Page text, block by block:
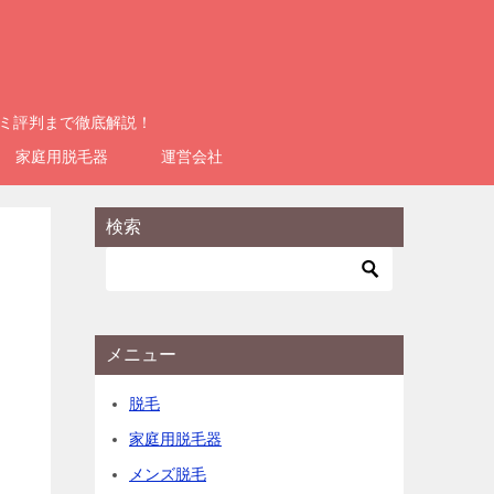
評判まで徹底解説！
家庭用脱毛器
運営会社
検索
メニュー
脱毛
家庭用脱毛器
メンズ脱毛